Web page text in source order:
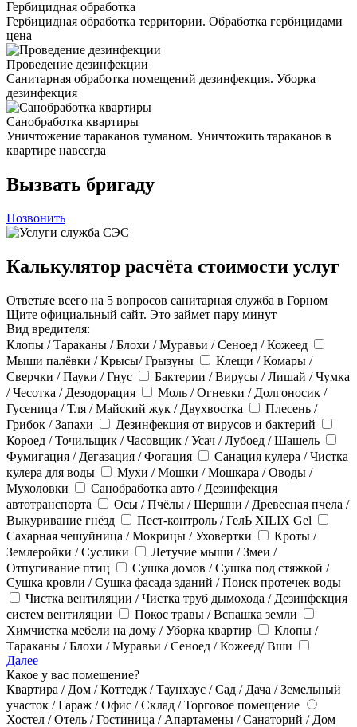
Гербицидная обработка
Гербицидная обработка территории. Обработка гербицидами
цена
Проведение дезинфекции
Санитарная обработка помещений дезинфекция. Уборка
дезинфекция
Санобработка квартиры
Уничтожение тараканов туманом. Уничтожить тараканов в
квартире навсегда
Вызвать бригаду
Позвонить
Калькулятор расчёта стоимости услуг
Ответьте всего на 5 вопросов санитарная служба в Горном
Щите официальный сайт. Это займет пару минут
Вид вредителя:
Клопы / Тараканы / Блохи / Муравьи / Сеноед / Кожеед
Мыши палёвки / Крысы/ Грызуны
Клещи / Комары /
Сверчки / Пауки / Гнус
Бактерии / Вирусы / Лишай / Чумка
/ Чесотка / Дезодорация
Моль / Огневки / Долгоносик /
Гусеница / Тля / Майский жук / Двухвостка
Плесень /
Грибок / Запахи
Дезинфекция от вирусов и бактерий
Короед / Точильщик / Часовщик / Усач / Лубоед / Шашель
Фумигация / Дегазация / Фогация
Санация кулера / Чистка
кулера для воды
Мухи / Мошки / Мошкара / Оводы /
Мухоловки
Санобработка авто / Дезинфекция
автотранспорта
Осы / Пчёлы / Шершни / Древесная пчела /
Выкуривание гнёзд
Пест-контроль / ГелЬ XILIX Gel
Сахарная чешуйница / Мокрицы / Уховертки
Кроты /
Землеройки / Суслики
Летучие мыши / Змеи /
Отпугивание птиц
Сушка домов / Сушка под стяжкой /
Сушка кровли / Сушка фасада зданий / Поиск протечек воды
Чистка вентиляции / Чистка труб дымохода / Дезинфекция
систем вентиляции
Покос травы / Вспашка земли
Химчистка мебели на дому / Уборка квартир
Клопы /
Тараканы / Блохи / Муравьи / Сеноед / Кожеед/ Вши
Далее
Какое у вас помещение?
Квартира / Дом / Коттедж / Таунхаус / Сад / Дача / Земельный
участок / Гараж / Офис / Склад / Торговое помещение
Хостел / Отель / Гостиница / Апартамены / Санаторий / Дом